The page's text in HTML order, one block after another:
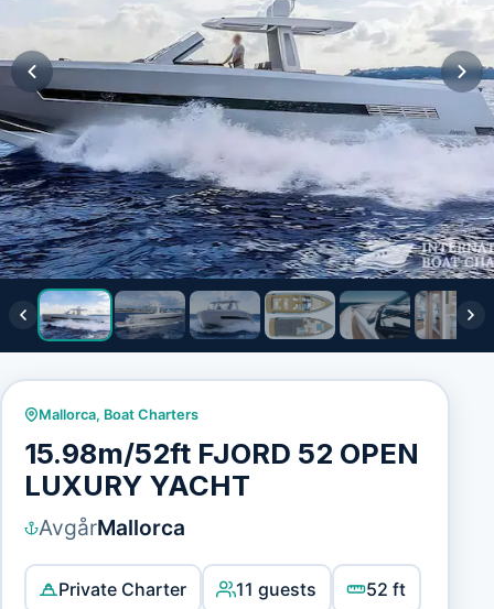
Mallorca, Boat Charters
15.98m/52ft FJORD 52 OPEN
LUXURY YACHT
AvgårMallorca
Private Charter 11 guests 52 ft